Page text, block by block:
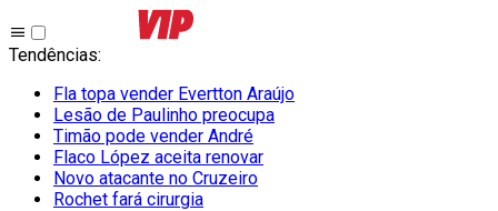
Tendências:
Fla topa vender Evertton Araújo
Lesão de Paulinho preocupa
Timão pode vender André
Flaco López aceita renovar
Novo atacante no Cruzeiro
Rochet fará cirurgia